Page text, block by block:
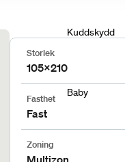
Kuddskydd
Baby
Storlek
105x210
Fasthet
Fast
Zoning
Multizon